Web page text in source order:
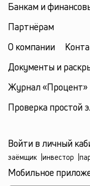
Банкам и
Партнёрам
О компании
Документы и
Журнал «Процент»
Проверка простой
Войти в личный
заёмщик инвестор
Мобильное